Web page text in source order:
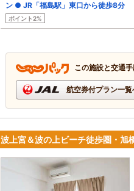
ン ● JR「福島駅」東口から徒歩8分
ポイント2%
この施設と交通
航空券付プラン一覧
波上宮＆波の上ビーチ徒歩圏・旭